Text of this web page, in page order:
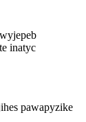
inatyc
pawapyzike